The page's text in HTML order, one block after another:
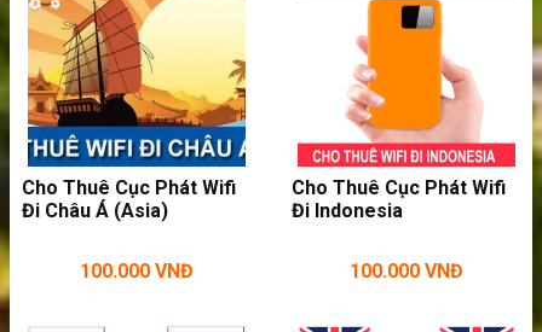
Phát wifi cho cả gia đình hay nhóm bạn đi
cùng. Tha hồ cho bạn và bạn bè vi vu internet
trên đất Thái mà không lo phí chuyển vùng
hay mạng chập chờn.
Cho Thuê Cục Phát Wifi
Đi Châu Á (Asia)
100.000 VNĐ
Cho Thuê Cục Phát Wifi
Đi Indonesia
100.000 VNĐ